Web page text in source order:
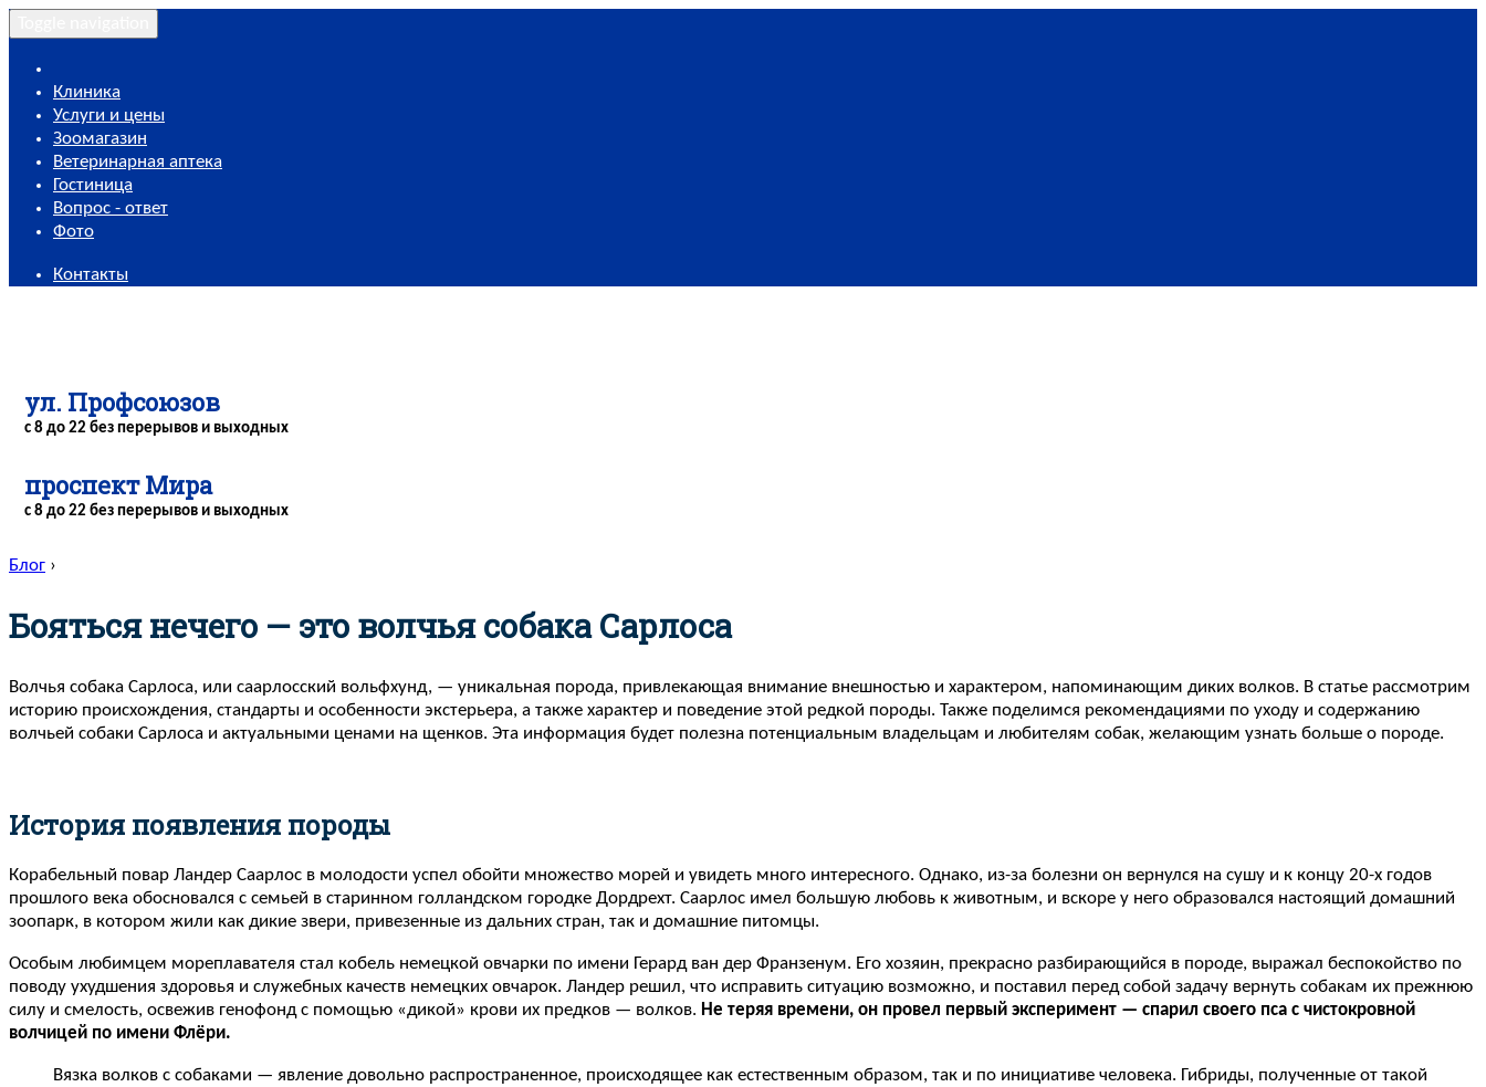
Клиника
Услуги и цены
Зоомагазин
Ветеринарная аптека
Гостиница
Вопрос - ответ
Фото
Контакты
ул. Профсоюзов
с 8 до 22 без перерывов и выходных
проспект Мира
с 8 до 22 без перерывов и выходных
Блог ›
Бояться нечего — это волчья собака Сарлоса
Волчья собака Сарлоса, или саарлосский вольфхунд, — уникальная порода, привлекающая внимание внешностью и характером, напоминающим диких волков. В статье рассмотрим
историю происхождения, стандарты и особенности экстерьера, а также характер и поведение этой редкой породы. Также поделимся рекомендациями по уходу и содержанию
волчьей собаки Сарлоса и актуальными ценами на щенков. Эта информация будет полезна потенциальным владельцам и любителям собак, желающим узнать больше о породе.
История появления породы
Корабельный повар Ландер Саарлос в молодости успел обойти множество морей и увидеть много интересного. Однако, из-за болезни он вернулся на сушу и к концу 20-х годов
прошлого века обосновался с семьей в старинном голландском городке Дордрехт. Саарлос имел большую любовь к животным, и вскоре у него образовался настоящий домашний
зоопарк, в котором жили как дикие звери, привезенные из дальних стран, так и домашние питомцы.
Особым любимцем мореплавателя стал кобель немецкой овчарки по имени Герард ван дер Франзенум. Его хозяин, прекрасно разбирающийся в породе, выражал беспокойство по
поводу ухудшения здоровья и служебных качеств немецких овчарок. Ландер решил, что исправить ситуацию возможно, и поставил перед собой задачу вернуть собакам их прежнюю
силу и смелость, освежив генофонд с помощью «дикой» крови их предков — волков. Не теряя времени, он провел первый эксперимент — спарил своего пса с чистокровной
волчицей по имени Флёри.
Вязка волков с собаками — явление довольно распространенное, происходящее как естественным образом, так и по инициативе человека. Гибриды, полученные от такой